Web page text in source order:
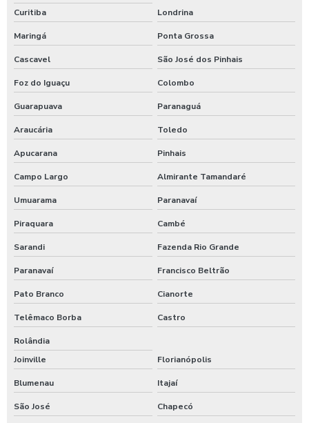
Curitiba
Londrina
Maringá Ponta Grossa
Cascavel São José dos Pinhais
Foz do Iguaçu Colombo
Guarapuava Paranaguá
Araucária Toledo
Apucarana Pinhais
Campo Largo Almirante Tamandaré
Umuarama Paranavaí
Piraquara Cambé
Sarandi Fazenda Rio Grande
Paranavaí Francisco Beltrão
Pato Branco Cianorte
Telêmaco Borba Castro
Rolândia
Joinville
Florianópolis
Blumenau Itajaí
São José Chapecó